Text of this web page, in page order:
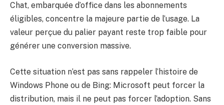
Chat, embarquée d’office dans les abonnements
éligibles, concentre la majeure partie de l’usage. La
valeur perçue du palier payant reste trop faible pour
générer une conversion massive.
Cette situation n’est pas sans rappeler l’histoire de
Windows Phone ou de Bing: Microsoft peut forcer la
distribution, mais il ne peut pas forcer l’adoption. Sans